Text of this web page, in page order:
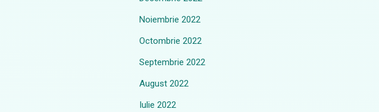
Noiembrie 2022
Octombrie 2022
Septembrie 2022
August 2022
Iulie 2022